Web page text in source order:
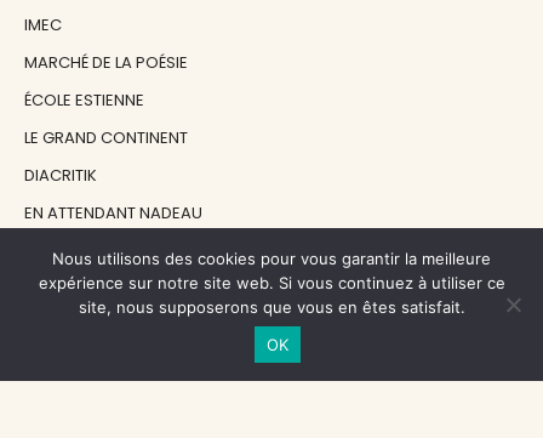
IMEC
MARCHÉ DE LA POÉSIE
ÉCOLE ESTIENNE
LE GRAND CONTINENT
DIACRITIK
EN ATTENDANT NADEAU
NOS SOUTIENS
Nous utilisons des cookies pour vous garantir la meilleure
expérience sur notre site web. Si vous continuez à utiliser ce
site, nous supposerons que vous en êtes satisfait.
OK